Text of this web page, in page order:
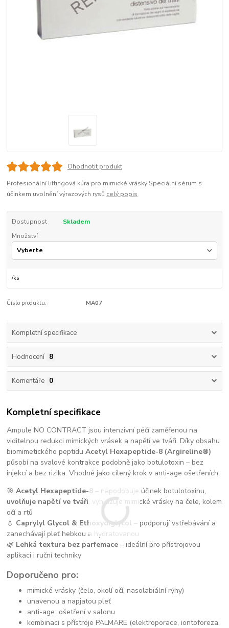
Ohodnotit produkt
Profesionální liftingová kúra pro mimické vrásky Speciální sérum s
účinkem uvolnění výrazových rysů celý popis
Dostupnost
Skladem
Množství
/ks
Číslo produktu: MA07
Kompletní specifikace
Hodnocení 8
Komentáře 0
Kompletní specifikace
Ampule NO CONTRACT jsou intenzivní péčí zaměřenou na
viditelnou redukci mimických vrásek a napětí ve tváři. Díky obsahu
biomimetického peptiduAcetyl Hexapeptide-8 (Argireline®)
působí na svalové kontrakce podobně jako botulotoxin – bez
injekcí a bez rizika. Vhodné jako cílený krok v anti-age ošetřeních.
🎯Acetyl Hexapeptide-8 – napodobuje účinek botulotoxinu,
uvolňuje napětí ve tváři, vyhlazuje mimické vrásky na čele, kolem
očí a rtů
💧 Caprylyl Glycol & Ethoxydiglycol – podporují vstřebávání a
zanechávají pleť hebkou a hydratovanou
🌿 Lehká textura bez parfemace – ideální pro přístrojovou
aplikaci i ruční techniky
Doporučeno pro:
mimické vrásky (čelo, okolí očí, nasolabiální rýhy)
unavenou a napjatou pleť
anti-age ošetření v salonu
kombinaci s přístroje PALMARE (elektroporace, iontoforeza,